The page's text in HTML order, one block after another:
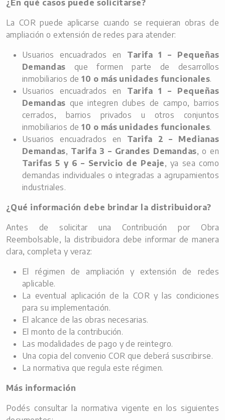
¿En qué casos puede solicitarse?
La COR puede aplicarse cuando se requieran obras de
ampliación o extensión de redes para atender:
Usuarios encuadrados en Tarifa 1 – Pequeñas
Demandas que formen parte de desarrollos
inmobiliarios de10 o más unidades funcionales.
Usuarios encuadrados en Tarifa 1 – Pequeñas
Demandas que integren clubes de campo, barrios
cerrados, barrios privados u otros conjuntos
inmobiliarios de10 o más unidades funcionales.
Usuarios encuadrados en Tarifa 2 – Medianas
Demandas, Tarifa 3 – Grandes Demandas, o en
Tarifas 5 y 6 – Servicio de Peaje, ya sea como
demandas individuales o integradas a agrupamientos
industriales.
¿Qué información debe brindar la distribuidora?
Antes de solicitar una Contribución por Obra
Reembolsable, la distribuidora debe informar de manera
clara, completa y veraz:
El régimen de ampliación y extensión de redes
aplicable.
La eventual aplicación de la COR y las condiciones
para su implementación.
El alcance de las obras necesarias.
El monto de la contribución.
Las modalidades de pago y de reintegro.
Una copia del convenio COR que deberá suscribirse.
La normativa que regula este régimen.
Más información
Podés consultar la normativa vigente en los siguientes